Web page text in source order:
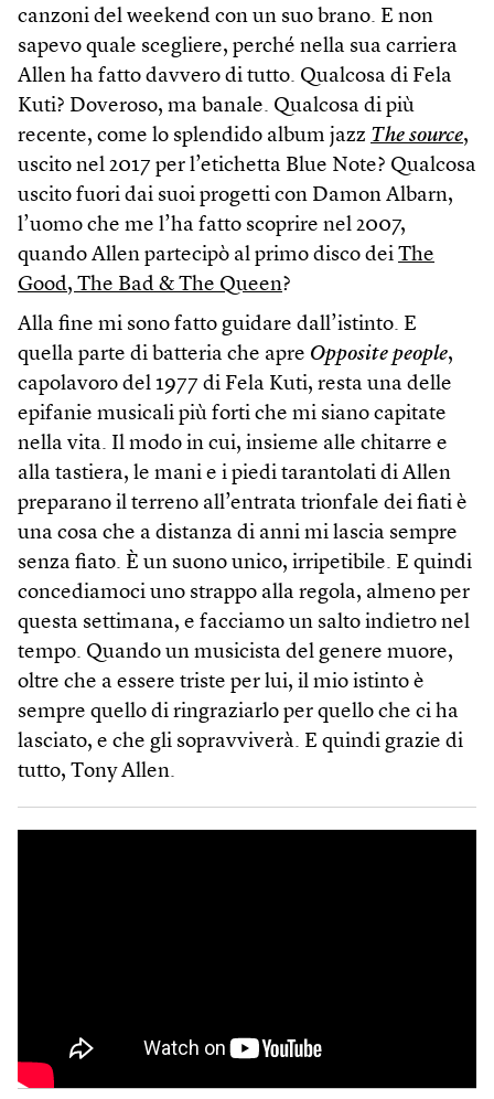
canzoni del weekend con un suo brano. E non
sapevo quale scegliere, perché nella sua carriera
Allen ha fatto davvero di tutto. Qualcosa di Fela
Kuti? Doveroso, ma banale. Qualcosa di più
recente, come lo splendido album jazz The source,
uscito nel 2017 per l’etichetta Blue Note? Qualcosa
uscito fuori dai suoi progetti con Damon Albarn,
l’uomo che me l’ha fatto scoprire nel 2007,
quando Allen partecipò al primo disco dei The
Good, The Bad & The Queen?
Alla fine mi sono fatto guidare dall’istinto. E
quella parte di batteria che apre Opposite people,
capolavoro del 1977 di Fela Kuti, resta una delle
epifanie musicali più forti che mi siano capitate
nella vita. Il modo in cui, insieme alle chitarre e
alla tastiera, le mani e i piedi tarantolati di Allen
preparano il terreno all’entrata trionfale dei fiati è
una cosa che a distanza di anni mi lascia sempre
senza fiato. È un suono unico, irripetibile. E quindi
concediamoci uno strappo alla regola, almeno per
questa settimana, e facciamo un salto indietro nel
tempo. Quando un musicista del genere muore,
oltre che a essere triste per lui, il mio istinto è
sempre quello di ringraziarlo per quello che ci ha
lasciato, e che gli sopravviverà. E quindi grazie di
tutto, Tony Allen.